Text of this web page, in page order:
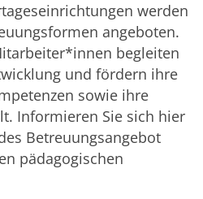
werden
angeboten.
begleiten
und fördern ihre
sowie ihre
Informieren Sie sich hier
Betreuungsangebot
pädagogischen